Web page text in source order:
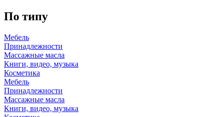
По типу
Мебель
Принадлежности
Массажные масла
Книги, видео, музыка
Косметика
Мебель
Принадлежности
Массажные масла
Книги, видео, музыка